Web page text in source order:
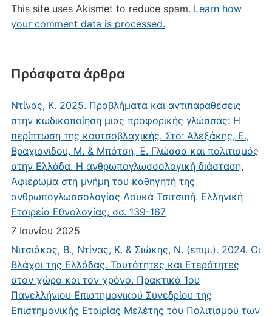
Πρόσφατα άρθρα
Ντίνας, Κ. 2025. Προβλήματα και αντιπαραθέσεις
στην κωδικοποίηση μιας προφορικής γλώσσας: Η
περίπτωση της κουτσοβλαχικής. Στο: Αλεξάκης, Ε.,
Βραχιονίδου, Μ. & Μπότση, Έ. Γλώσσα και πολιτισμός
στην Ελλάδα. Η ανθρωπογλωσσολογική διάσταση.
Αφιέρωμα στη μνήμη του καθηγητή της
ανθρωπογλωσσολογίας Λουκά Τσιτσιπή. Ελληνική
Εταιρεία Εθνολογίας, σσ. 139-167
7 Ιουνίου 2025
Νιτσιάκος, Β., Ντίνας, Κ. & Σιώκης, Ν. (επιμ.). 2024. Οι
Βλάχοι της Ελλάδας. Ταυτότητες και Ετερότητες
στον χώρο και τον χρόνο. Πρακτικά 1ου
Πανελλήνιου Επιστημονικού Συνεδρίου της
Επιστημονικής Εταιρίας Μελέτης του Πολιτισμού των
This site uses Akismet to reduce spam. Learn how
your comment data is processed.